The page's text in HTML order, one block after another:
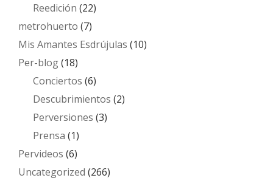
Reedición (22)
metrohuerto (7)
Mis Amantes Esdrújulas (10)
Per-blog(18)
Conciertos (6)
Descubrimientos (2)
Perversiones (3)
Prensa (1)
Pervideos (6)
Uncategorized (266)